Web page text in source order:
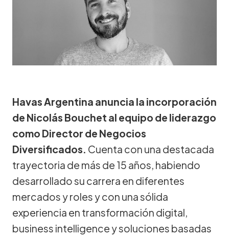
Havas Argentina anuncia la incorporación
de Nicolás Bouchet al equipo de liderazgo
como Director de Negocios
Diversificados. Cuenta con una destacada
trayectoria de más de 15 años, habiendo
desarrollado su carrera en diferentes
mercados y roles y con una sólida
experiencia en transformación digital,
business intelligence y soluciones basadas